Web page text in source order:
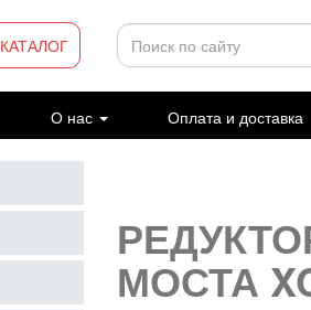
КАТАЛОГ
О нас Оплата и доставка
МОСТА